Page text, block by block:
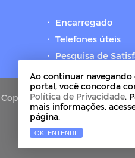
・ Encarregado
・ Telefones úteis
・ Pesquisa de
Copyright © 2021-2026 Portal
de Brejo do Cruz - PB.
Ao continuar navegando
portal, você concorda
Política de Privacidade.
mais informações,
página.
OK, ENTENDI!